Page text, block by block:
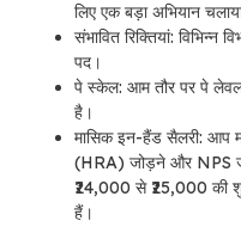
लिए एक बड़ा अभियान
संभावित रिक्तियां:
पद।
पे स्केल: आम तौर पर पे
है।
मासिक इन-हैंड सैलरी: आप
(HRA) जोड़ने और NPS
₹24,000 से ₹25,000 की
हैं।